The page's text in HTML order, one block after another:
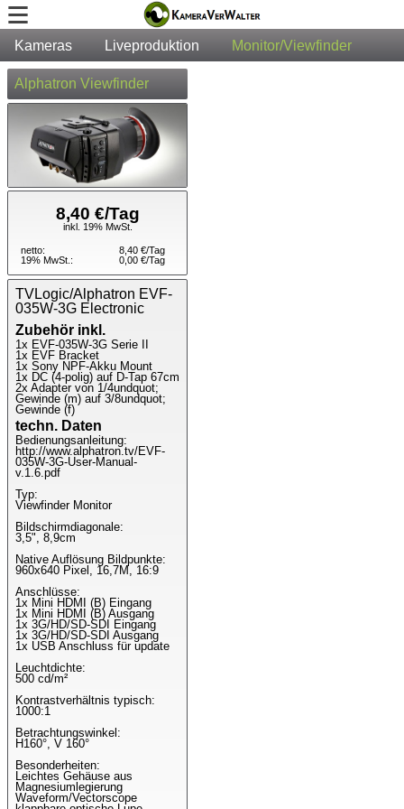
Kameras Liveproduktion Monitor/Viewfinder
Alphatron Viewfinder
8,40 €/Tag
inkl. 19% MwSt.
netto:
8,40 €/Tag
19% MwSt.:
0,00 €/Tag
TVLogic/Alphatron EVF-
035W-3G Electronic
Zubehör inkl.
1x EVF-035W-3G Serie II
1x EVF Bracket
1x Sony NPF-Akku Mount
1x DC (4-polig) auf D-Tap 67cm
2x Adapter von 1/4undquot;
Gewinde (m) auf 3/8undquot;
Gewinde (f)
techn. Daten
Bedienungsanleitung:
http://www.alphatron.tv/EVF-
035W-3G-User-Manual-
v.1.6.pdf
Typ:
Viewfinder Monitor
Bildschirmdiagonale:
3,5", 8,9cm
Native Auflösung Bildpunkte:
960x640 Pixel, 16,7M, 16:9
Anschlüsse:
1x Mini HDMI (B) Eingang
1x Mini HDMI (B) Ausgang
1x 3G/HD/SD-SDI Eingang
1x 3G/HD/SD-SDI Ausgang
1x USB Anschluss für update
Leuchtdichte:
500 cd/m²
Kontrastverhältnis typisch:
1000:1
Betrachtungswinkel:
H160°, V 160°
Besonderheiten:
Leichtes Gehäuse aus
Magnesiumlegierung
Waveform/Vectorscope